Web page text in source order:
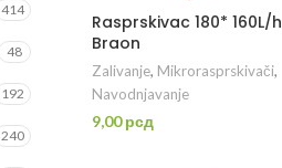
414
48
192
240
Rasprskivac 180* 160L/h
Braon
Zalivanje, Mikrorasprskivači,
Navodnjavanje
9,00рсд